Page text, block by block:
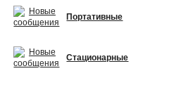
Портативные
Стационарные